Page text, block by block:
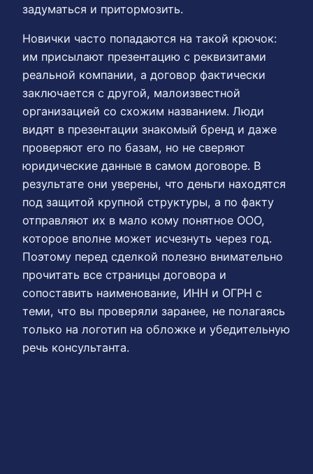
задуматься и притормозить.
Новички часто попадаются на такой крючок:
им присылают презентацию с реквизитами
реальной компании, а договор фактически
заключается с другой, малоизвестной
организацией со схожим названием. Люди
видят в презентации знакомый бренд и даже
проверяют его по базам, но не сверяют
юридические данные в самом договоре. В
результате они уверены, что деньги находятся
под защитой крупной структуры, а по факту
отправляют их в мало кому понятное ООО,
которое вполне может исчезнуть через год.
Поэтому перед сделкой полезно внимательно
прочитать все страницы договора и
сопоставить наименование, ИНН и ОГРН с
теми, что вы проверяли заранее, не полагаясь
только на логотип на обложке и убедительную
речь консультанта.